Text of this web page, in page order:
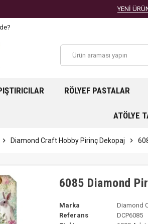
YENİ
RÖLYEF PASTALAR
ATÖLYE
chevron_right Diamond Craft Hobby Pirinç Dekopaj chevron_right
6085 Diamond
Marka
Diamond
Referans
DCP6085